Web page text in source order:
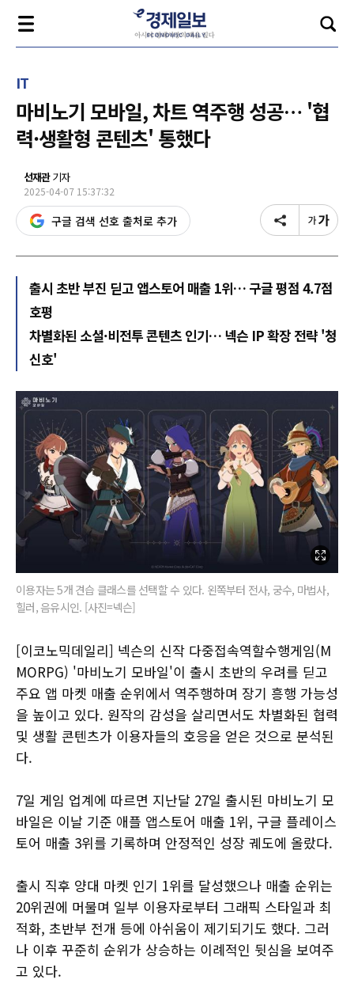
IT
마비노기 모바일, 차트 역주행 성공… '협
력·생활형 콘텐츠' 통했다
선재관기자
2025-04-07 15:37:32
구글 검색 선호 출처로 추가
출시 초반 부진 딛고 앱스토어 매출 1위… 구글 평점 4.7점
호평
차별화된 소셜·비전투 콘텐츠 인기… 넥슨 IP 확장 전략 '청
신호'
이용자는 5개 견습 클래스를 선택할 수 있다. 왼쪽부터 전사, 궁수, 마법사,
힐러, 음유시인. [사진=넥슨]
[이코노믹데일리] 넥슨의 신작 다중접속역할수행게임(M
MORPG) '마비노기 모바일'이 출시 초반의 우려를 딛고
주요 앱 마켓 매출 순위에서 역주행하며 장기 흥행 가능성
을 높이고 있다. 원작의 감성을 살리면서도 차별화된 협력
및 생활 콘텐츠가 이용자들의 호응을 얻은 것으로 분석된
다.
7일 게임 업계에 따르면 지난달 27일 출시된 마비노기 모
바일은 이날 기준 애플 앱스토어 매출 1위, 구글 플레이스
토어 매출 3위를 기록하며 안정적인 성장 궤도에 올랐다.
출시 직후 양대 마켓 인기 1위를 달성했으나 매출 순위는
20위권에 머물며 일부 이용자로부터 그래픽 스타일과 최
적화, 초반부 전개 등에 아쉬움이 제기되기도 했다. 그러
나 이후 꾸준히 순위가 상승하는 이례적인 뒷심을 보여주
고 있다.